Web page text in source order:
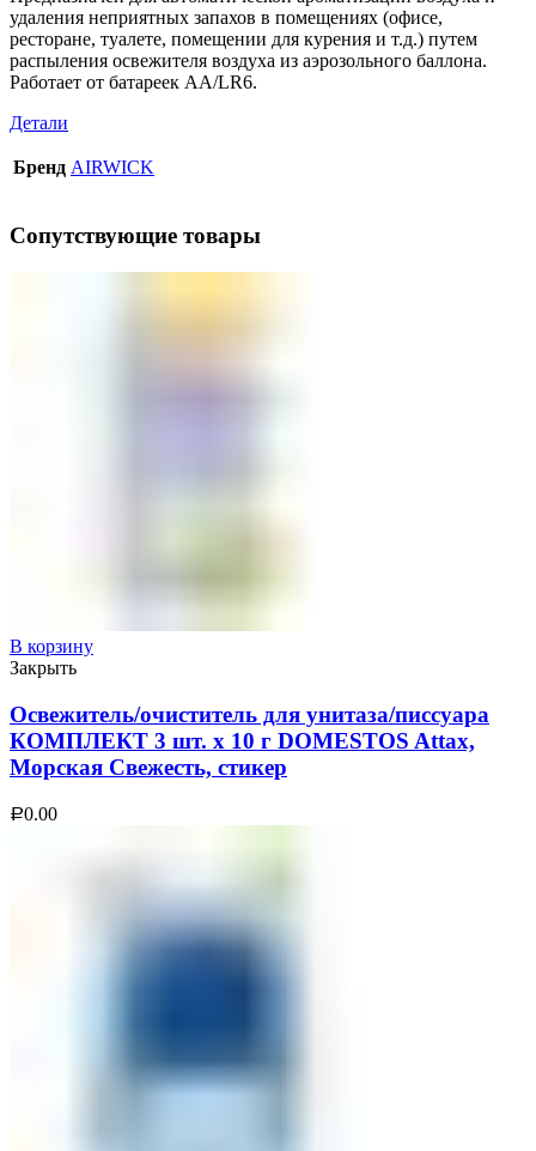
удаления неприятных запахов в помещениях (офисе,
ресторане, туалете, помещении для курения и т.д.) путем
распыления освежителя воздуха из аэрозольного баллона.
Работает от батареек АА/LR6.
Детали
Бренд AIRWICK
Сопутствующие товары
В корзину
Закрыть
Освежитель/очиститель для унитаза/писсуара
КОМПЛЕКТ 3 шт. х 10 г DOMESTOS Attax,
Морская Свежесть, стикер
Р0.00